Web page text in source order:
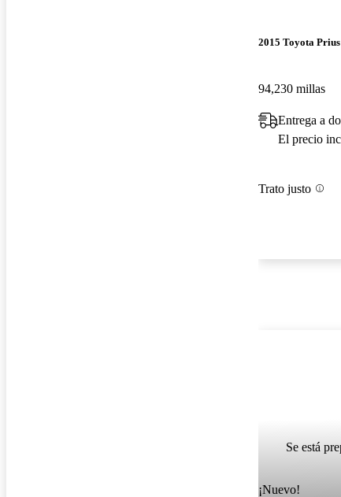
2015 Toyota
94,230 millas
Entrega a
El precio
Trato justo
Se está
¡Nuevo!